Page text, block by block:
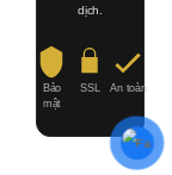
dịch.
Bảo
mật
SSL An toàn